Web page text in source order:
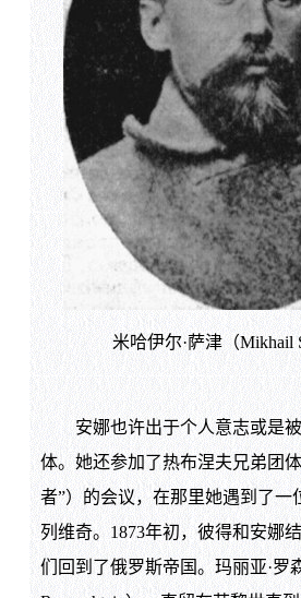
米哈伊尔·萨津（Mikhail
安娜也许出于个人意志或是被
体。她还参加了热布涅夫兄弟团
者”）的会议，在那里她遇到了一
列维奇。1873年初，彼得和安娜
们回到了俄罗斯帝国。玛丽亚·罗